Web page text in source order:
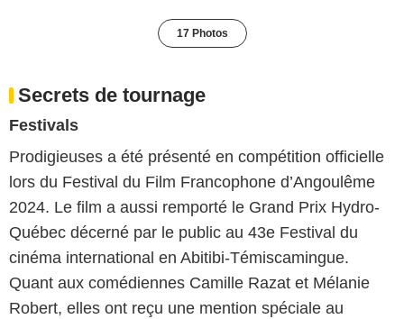
17 Photos
Secrets de tournage
Festivals
Prodigieuses a été présenté en compétition officielle
lors du Festival du Film Francophone d’Angoulême
2024. Le film a aussi remporté le Grand Prix Hydro-
Québec décerné par le public au 43e Festival du
cinéma international en Abitibi-Témiscamingue.
Quant aux comédiennes Camille Razat et Mélanie
Robert, elles ont reçu une mention spéciale au